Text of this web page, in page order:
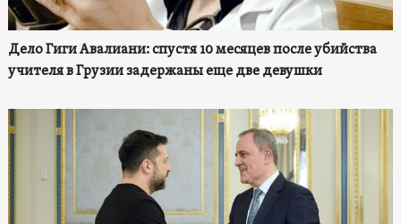
Дело Гиги Авалиани: спустя 10 месяцев после убийства
учителя в Грузии задержаны еще две девушки